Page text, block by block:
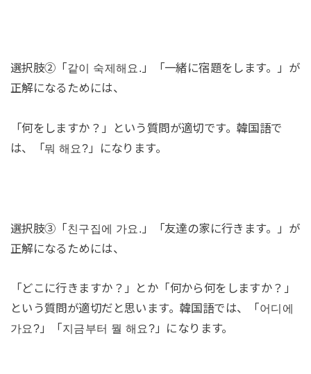
選択肢②「같이 숙제해요.」「一緒に宿題をします。」が
正解になるためには、
「何をしますか？」という質問が適切です。韓国語で
は、「뭐 해요?」になります。
選択肢③「친구집에 가요.」「友達の家に行きます。」が
正解になるためには、
「どこに行きますか？」とか「何から何をしますか？」
という質問が適切だと思います。韓国語では、「어디에
가요?」「지금부터 뭘 해요?」になります。